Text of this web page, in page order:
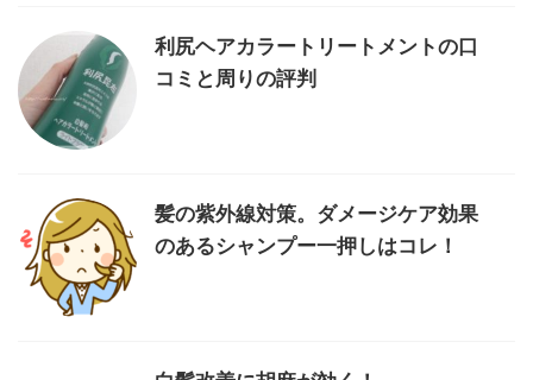
利尻ヘアカラートリートメントの口
コミと周りの評判
髪の紫外線対策。ダメージケア効果
のあるシャンプー一押しはコレ！